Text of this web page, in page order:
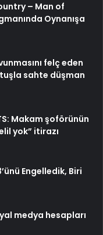
– Man of
Oynanışa
felç eden
sahte düşman
Makam şoförünün
yok” itirazı
Engelledik, Biri
medya hesapları